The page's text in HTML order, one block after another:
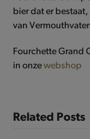
bier dat er
van
Fourchette Grand
in onzewebshop
Related Posts